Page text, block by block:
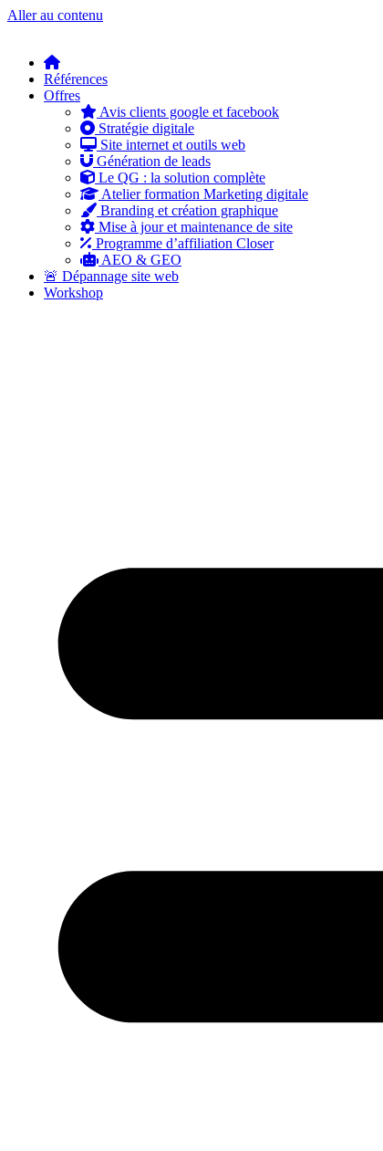
Aller au contenu
Références
Offres
Avis clients google et facebook
Stratégie digitale
Site internet et outils web
Génération de leads
Le QG : la solution complète
Atelier formation Marketing digitale
Branding et création graphique
Mise à jour et maintenance de site
Programme d’affiliation Closer
AEO & GEO
🚨 Dépannage site web
Workshop